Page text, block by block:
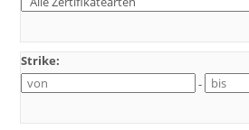
Strike:
-